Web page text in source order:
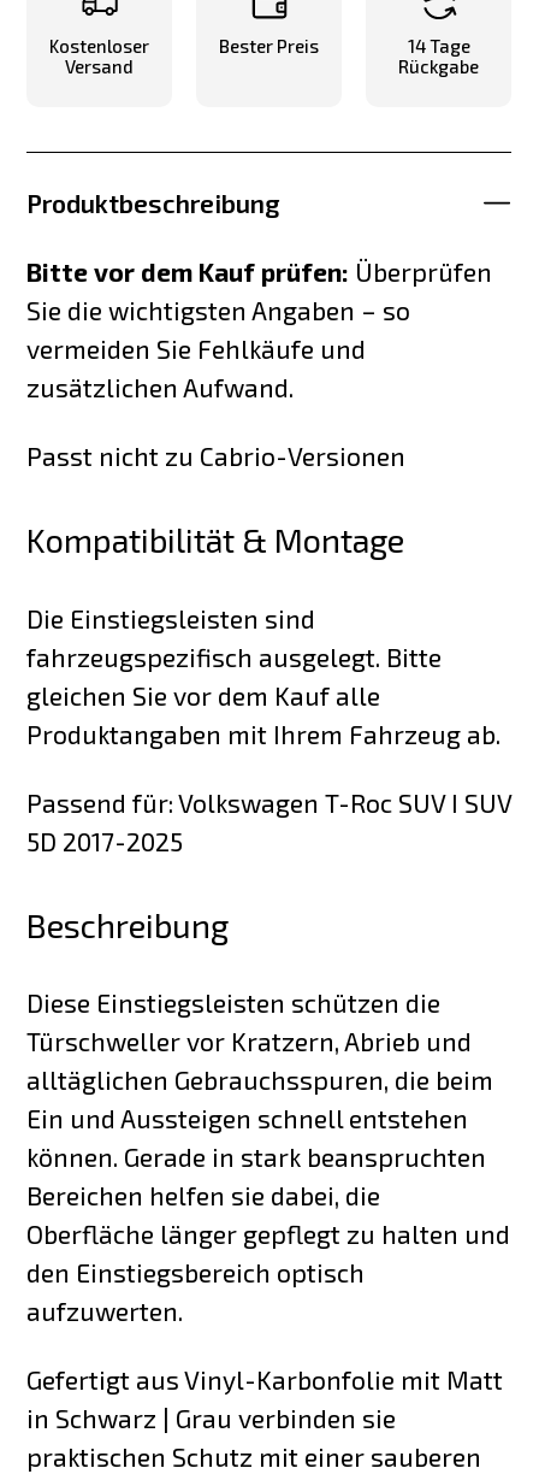
Kostenloser
Versand
Bester Preis
14 Tage
Rückgabe
Produktbeschreibung
Bitte vor dem Kauf prüfen: Überprüfen
Sie die wichtigsten Angaben – so
vermeiden Sie Fehlkäufe und
zusätzlichen Aufwand.
Passt nicht zu Cabrio-Versionen
Kompatibilität & Montage
Die Einstiegsleisten sind
fahrzeugspezifisch ausgelegt. Bitte
gleichen Sie vor dem Kauf alle
Produktangaben mit Ihrem Fahrzeug ab.
Passend für: Volkswagen T-Roc SUV I SUV
5D 2017-2025
Beschreibung
Diese Einstiegsleisten schützen die
Türschweller vor Kratzern, Abrieb und
alltäglichen Gebrauchsspuren, die beim
Ein und Aussteigen schnell entstehen
können. Gerade in stark beanspruchten
Bereichen helfen sie dabei, die
Oberfläche länger gepflegt zu halten und
den Einstiegsbereich optisch
aufzuwerten.
Gefertigt aus Vinyl-Karbonfolie mit Matt
in Schwarz | Grau verbinden sie
praktischen Schutz mit einer sauberen